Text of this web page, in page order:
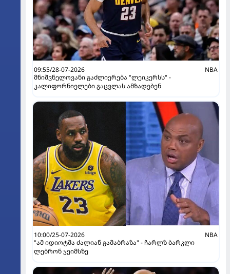
09:55/28-07-2026
NBA
მნიშვნელოვანი გაძლიერება "ლეიკერსს" -
კალიფორნიელები გაცვლას ამზადებენ
10:00/25-07-2026
NBA
"ამ იდიოტმა ძალიან გამაბრაზა" - ჩარლზ ბარკლი
ლებრონ ჯეიმსზე